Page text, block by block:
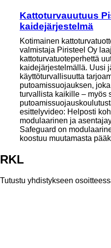
Kattoturvauutuus
kaidejärjestelmä
Kotimainen
valmistaja Piristeel Oy
kattoturvatuoteperhettä
kaidejärjestelmällä. Uusi
käyttöturvallisuutta
putoamissuojauksen,
turvallista kaikille – myös
esittelyvideo: Helposti
modulaarinen ja
Safeguard on
koostuu muutamasta
RKL
Tutustu yhdistykseen